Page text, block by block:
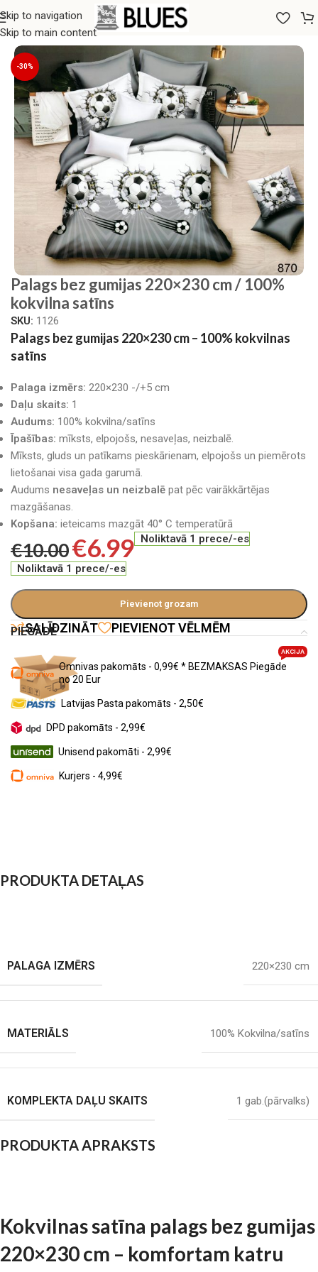
Skip to navigation
Skip to main content
Sākums/Gultas veļa/Palagi/Parastie palagi
-30%
Palags bez gumijas 220×230 cm / 100%
kokvilna satīns
SKU: 1126
Palags bez gumijas 220×230 cm – 100% kokvilnas
satīns
Palaga izmērs: 220×230 -/+5 cm
Daļu skaits: 1
Audums: 100% kokvilna/satīns
Īpašības: mīksts, elpojošs, nesaveļas, neizbalē.
Mīksts, gluds un patīkams pieskārienam, elpojošs un piemērots
lietošanai visa gada garumā.
Audums nesaveļas un neizbalē pat pēc vairākkārtējas
mazgāšanas.
Kopšana: ieteicams mazgāt 40° C temperatūrā
€10.00€6.99 Noliktavā 1 prece/-es
Noliktavā 1 prece/-es
Pievienot grozam
SALĪDZINĀT PIEVIENOT VĒLMĒM
PIEGĀDE
Omnivas pakomāts - 0,99€ * BEZMAKSAS Piegāde
no 20 Eur
AKCIJA
Latvijas Pasta pakomāts - 2,50€
DPD pakomāts - 2,99€
Unisend pakomāti - 2,99€
Kurjers - 4,99€
PRODUKTA DETAĻAS
PALAGA IZMĒRS 220×230 cm
MATERIĀLS 100% Kokvilna/satīns
KOMPLEKTA DAĻU SKAITS 1 gab.(pārvalks)
PRODUKTA APRAKSTS
Kokvilnas satīna palags bez gumijas
220×230 cm – komfortam katru